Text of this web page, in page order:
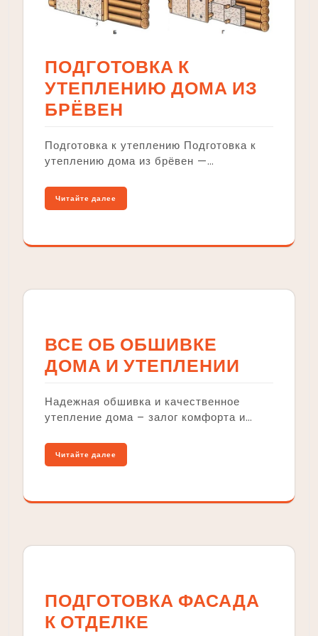
ПОДГОТОВКА К
УТЕПЛЕНИЮ ДОМА ИЗ
БРЁВЕН
Подготовка к утеплению Подготовка к
утеплению дома из брёвен —…
Читайте далее
ВСЕ ОБ ОБШИВКЕ
ДОМА И УТЕПЛЕНИИ
Надежная обшивка и качественное
утепление дома – залог комфорта и…
Читайте далее
ПОДГОТОВКА ФАСАДА
К ОТДЕЛКЕ